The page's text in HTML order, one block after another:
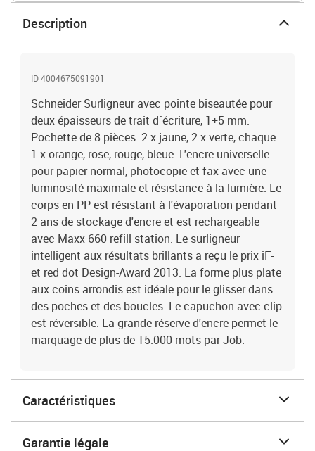
Description
ID 4004675091901
Schneider Surligneur avec pointe biseautée pour
deux épaisseurs de trait d´écriture, 1+5 mm.
Pochette de 8 pièces: 2 x jaune, 2 x verte, chaque
1 x orange, rose, rouge, bleue. L'encre universelle
pour papier normal, photocopie et fax avec une
luminosité maximale et résistance à la lumière. Le
corps en PP est résistant à l'évaporation pendant
2 ans de stockage d'encre et est rechargeable
avec Maxx 660 refill station. Le surligneur
intelligent aux résultats brillants a reçu le prix iF-
et red dot Design-Award 2013. La forme plus plate
aux coins arrondis est idéale pour le glisser dans
des poches et des boucles. Le capuchon avec clip
est réversible. La grande réserve d'encre permet le
marquage de plus de 15.000 mots par Job.
Caractéristiques
Garantie légale